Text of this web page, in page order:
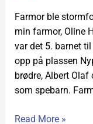
Farmor ble
min farmor, Oline
var det 5. barnet
opp på plassen
brødre, Albert
som spebarn.
Read More »